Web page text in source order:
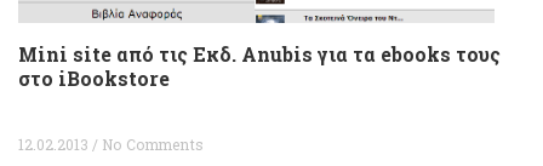
Mini site από τις Εκδ. Anubis για τα ebooks τους
στο iBookstore
12.02.2013 / No Comments